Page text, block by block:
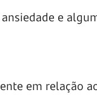
e
em relação